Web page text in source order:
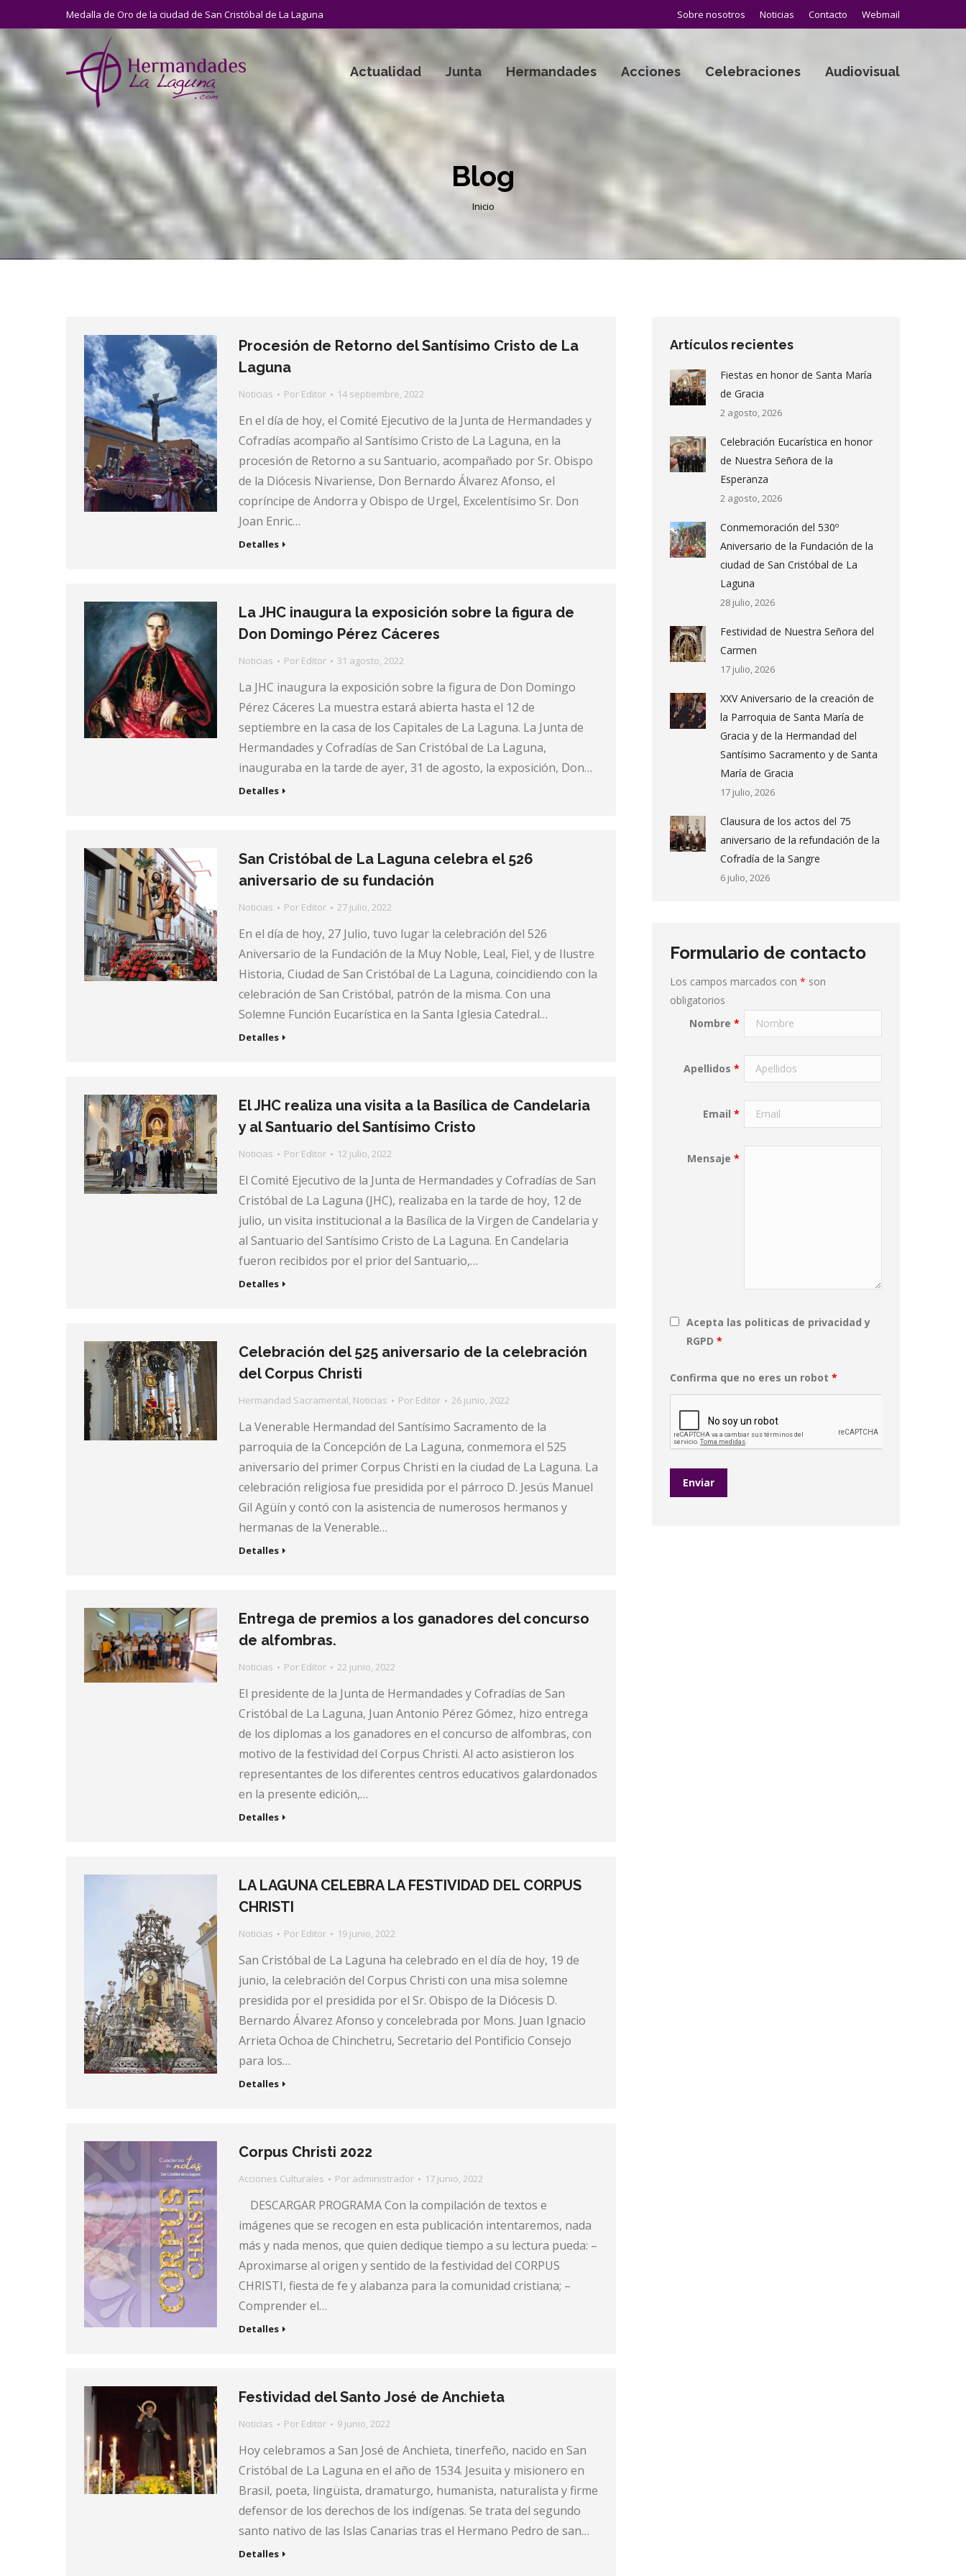
Medalla de Oro de la ciudad de San Cristóbal de La Laguna Sobre nosotros Noticias Contacto Webmail
Actualidad Junta Hermandades Acciones Celebraciones Audiovisual
Blog
Estás aquí:
Inicio
Procesión de Retorno del Santísimo Cristo de La
Laguna
Noticias Por Editor 14 septiembre, 2022
En el día de hoy, el Comité Ejecutivo de la Junta de Hermandades y
Cofradías acompaño al Santísimo Cristo de La Laguna, en la
procesión de Retorno a su Santuario, acompañado por Sr. Obispo
de la Diócesis Nivariense, Don Bernardo Álvarez Afonso, el
copríncipe de Andorra y Obispo de Urgel, Excelentísimo Sr. Don
Joan Enric…
Detalles
La JHC inaugura la exposición sobre la figura de
Don Domingo Pérez Cáceres
Noticias Por Editor 31 agosto, 2022
La JHC inaugura la exposición sobre la figura de Don Domingo
Pérez Cáceres La muestra estará abierta hasta el 12 de
septiembre en la casa de los Capitales de La Laguna. La Junta de
Hermandades y Cofradías de San Cristóbal de La Laguna,
inauguraba en la tarde de ayer, 31 de agosto, la exposición, Don…
Detalles
San Cristóbal de La Laguna celebra el 526
aniversario de su fundación
Noticias Por Editor 27 julio, 2022
En el día de hoy, 27 Julio, tuvo lugar la celebración del 526
Aniversario de la Fundación de la Muy Noble, Leal, Fiel, y de Ilustre
Historia, Ciudad de San Cristóbal de La Laguna, coincidiendo con la
celebración de San Cristóbal, patrón de la misma. Con una
Solemne Función Eucarística en la Santa Iglesia Catedral…
Detalles
El JHC realiza una visita a la Basílica de Candelaria
y al Santuario del Santísimo Cristo
Noticias Por Editor 12 julio, 2022
El Comité Ejecutivo de la Junta de Hermandades y Cofradías de San
Cristóbal de La Laguna (JHC), realizaba en la tarde de hoy, 12 de
julio, un visita institucional a la Basílica de la Virgen de Candelaria y
al Santuario del Santísimo Cristo de La Laguna. En Candelaria
fueron recibidos por el prior del Santuario,…
Detalles
Celebración del 525 aniversario de la celebración
del Corpus Christi
Hermandad Sacramental, Noticias Por Editor 26 junio, 2022
La Venerable Hermandad del Santísimo Sacramento de la
parroquia de la Concepción de La Laguna, conmemora el 525
aniversario del primer Corpus Christi en la ciudad de La Laguna. La
celebración religiosa fue presidida por el párroco D. Jesús Manuel
Gil Agüín y contó con la asistencia de numerosos hermanos y
hermanas de la Venerable…
Detalles
Entrega de premios a los ganadores del concurso
de alfombras.
Noticias Por Editor 22 junio, 2022
El presidente de la Junta de Hermandades y Cofradías de San
Cristóbal de La Laguna, Juan Antonio Pérez Gómez, hizo entrega
de los diplomas a los ganadores en el concurso de alfombras, con
motivo de la festividad del Corpus Christi. Al acto asistieron los
representantes de los diferentes centros educativos galardonados
en la presente edición,…
Detalles
LA LAGUNA CELEBRA LA FESTIVIDAD DEL CORPUS
CHRISTI
Noticias Por Editor 19 junio, 2022
San Cristóbal de La Laguna ha celebrado en el día de hoy, 19 de
junio, la celebración del Corpus Christi con una misa solemne
presidida por el presidida por el Sr. Obispo de la Diócesis D.
Bernardo Álvarez Afonso y concelebrada por Mons. Juan Ignacio
Arrieta Ochoa de Chinchetru, Secretario del Pontificio Consejo
para los…
Detalles
Corpus Christi 2022
Acciones Culturales Por administrador 17 junio, 2022
DESCARGAR PROGRAMA Con la compilación de textos e
imágenes que se recogen en esta publicación intentaremos, nada
más y nada menos, que quien dedique tiempo a su lectura pueda: –
Aproximarse al origen y sentido de la festividad del CORPUS
CHRISTI, fiesta de fe y alabanza para la comunidad cristiana; –
Comprender el…
Detalles
Festividad del Santo José de Anchieta
Noticias Por Editor 9 junio, 2022
Hoy celebramos a San José de Anchieta, tinerfeño, nacido en San
Cristóbal de La Laguna en el año de 1534. Jesuita y misionero en
Brasil, poeta, lingüista, dramaturgo, humanista, naturalista y firme
defensor de los derechos de los indígenas. Se trata del segundo
santo nativo de las Islas Canarias tras el Hermano Pedro de san…
Detalles
Artículos recientes
Fiestas en honor de Santa María
de Gracia
2 agosto, 2026
Celebración Eucarística en honor
de Nuestra Señora de la
Esperanza
2 agosto, 2026
Conmemoración del 530º
Aniversario de la Fundación de la
ciudad de San Cristóbal de La
Laguna
28 julio, 2026
Festividad de Nuestra Señora del
Carmen
17 julio, 2026
XXV Aniversario de la creación de
la Parroquia de Santa María de
Gracia y de la Hermandad del
Santísimo Sacramento y de Santa
María de Gracia
17 julio, 2026
Clausura de los actos del 75
aniversario de la refundación de la
Cofradía de la Sangre
6 julio, 2026
Formulario de contacto
Los campos marcados con * son
obligatorios
Nombre*
Apellidos*
Email*
Mensaje*
Acepta las politicas de privacidad y
RGPD *
Confirma que no eres un robot *